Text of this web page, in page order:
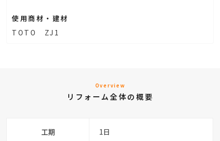
使用商材・建材
TOTO ZJ1
Overview
リフォーム全体の概要
工期 1日